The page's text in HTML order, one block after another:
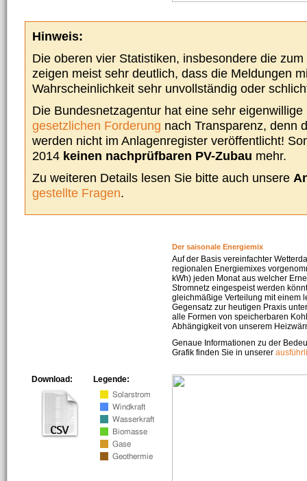
Hinweis:
Die oberen vier Statistiken, insbesondere die
zeigen meist sehr deutlich, dass die Meldungen
Wahrscheinlichkeit sehr unvollständig oder
Die Bundesnetzagentur hat eine sehr
gesetzlichen Forderung nach Transparenz, denn
werden nicht im Anlagenregister veröffentlicht!
2014 keinen nachprüfbaren PV-Zubau mehr.
Zu weiteren Details lesen Sie bitte auch unsere
gestellte Fragen.
Der saisonale Energiemix
Auf der Basis vereinfachter
regionalen Energiemixes
kWh) jeden Monat aus welcher
Stromnetz eingespeist werden
gleichmäßige Verteilung mit einem
Gegensatz zur heutigen Praxis
alle Formen von speicherbaren
Abhängigkeit von unserem
Genaue Informationen zu der
Grafik finden Sie in unserer
Legende:
Download: